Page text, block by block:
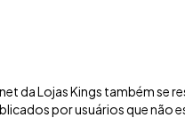
da Lojas Kings também se
por usuários que não